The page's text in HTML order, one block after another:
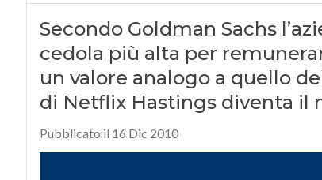
Secondo Goldman Sachs
cedola più alta per
un valore analogo a quello
di Netflix Hastings diventa il
Pubblicato il 16 Dic 2010